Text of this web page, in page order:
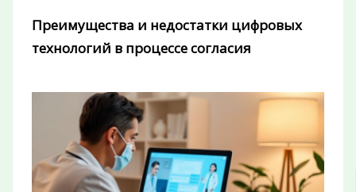
Преимущества и недостатки цифровых
технологий в процессе согласия